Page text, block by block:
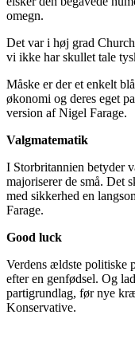
omegn.
Det var i høj grad
vi ikke har skullet tale
Måske er der et enkelt
økonomi og deres eget
version af Nigel Farage.
Valgmatematik
I Storbritannien betyder
majoriserer de små. Det
med sikkerhed en
Farage.
Good luck
Verdens ældste politiske
efter en genfødsel. Og
partigrundlag, før nye
Konservative.